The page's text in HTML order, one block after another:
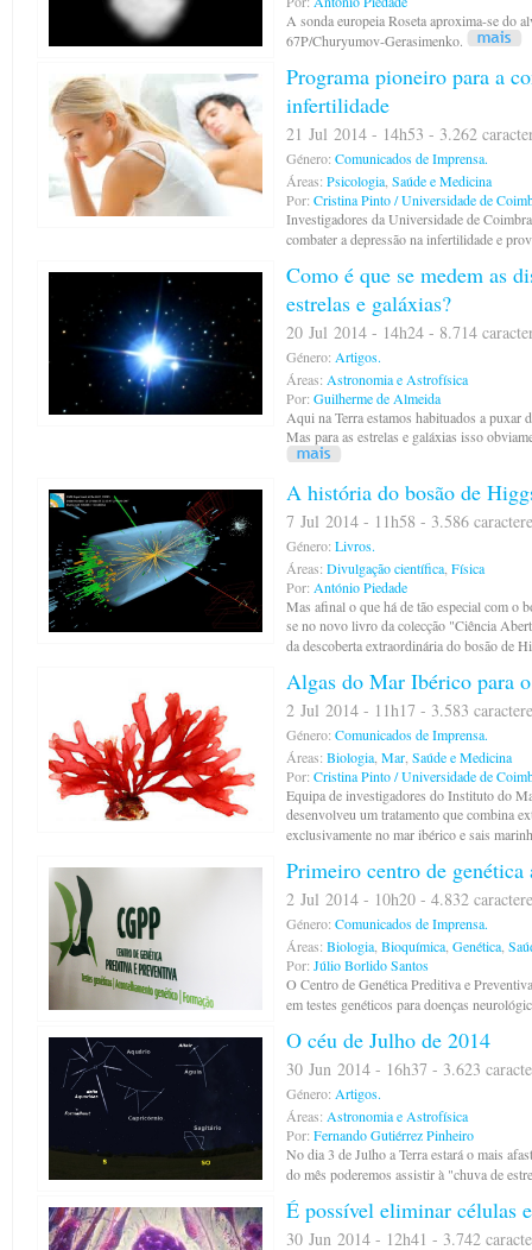
A sonda europeia Roseta aproxima-se do
67P/Churyumov-Gerasimenko.
Programa pioneiro para a
infertilidade
21 Jul 2014 - 14h53 - 3.262
Género: Comunicados de Imprensa.
Áreas: Psicologia Saúde e Medicina
Por: Cristina Pinto / Universidade de
Investigadores da Universidade de
combater a depressão na infertilidade e
Como é que se medem as
estrelas e galáxias?
20 Jul 2014 - 14h24 - 8.714
Género: Artigos.
Áreas: Astronomia e Astrofísica
Por: Guilherme de Almeida
Aqui na Terra estamos habituados a puxar
Mas para as estrelas e galáxias isso
A história do bosão de
7 Jul 2014 - 11h58 - 3.586
Género: Livros.
Áreas: Divulgação científica Física
Por: António Piedade
Mas afinal o que há de tão especial com o
se no novo livro da colecção "Ciência
da descoberta extraordinária do bosão de
Algas do Mar Ibérico para
2 Jul 2014 - 11h17 - 3.583
Género: Comunicados de Imprensa.
Áreas: Biologia Mar Saúde e Medicina
Por: Cristina Pinto / Universidade de
Equipa de investigadores do Instituto do
desenvolveu um tratamento que combina
exclusivamente no mar ibérico e sais
Primeiro centro de
2 Jul 2014 - 10h20 - 4.832
Género: Comunicados de Imprensa.
Áreas: Biologia Bioquímica Genética
Por: Júlio Borlido Santos
O Centro de Genética Preditiva e
em testes genéticos para doenças
O céu de Julho de 2014
30 Jun 2014 - 16h37 - 3.623
Género: Artigos.
Áreas: Astronomia e Astrofísica
Por: Fernando Gutiérrez Pinheiro
No dia 3 de Julho a Terra estará o mais
do mês poderemos assistir à "chuva de
É possível eliminar células
30 Jun 2014 - 12h41 - 3.742